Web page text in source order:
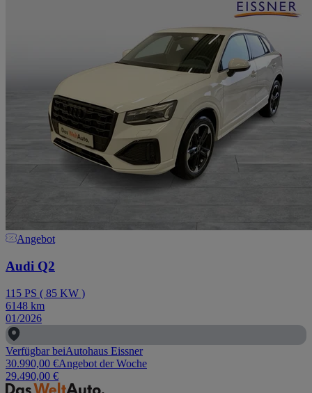
Angebot
Audi Q2
115 PS ( 85 KW )
6148 km
01/2026
Verfügbar beiAutohaus Eissner
30.990,00 €Angebot der Woche
29.490,00 €